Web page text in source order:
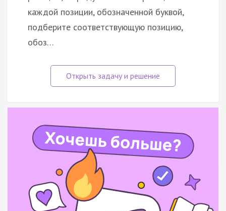
каждой позиции, обозначенной буквой,
подберите соответствующую позицию,
обоз…